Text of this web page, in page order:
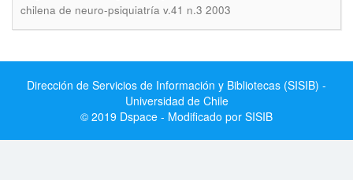
chilena de neuro-psiquiatría v.41 n.3 2003
Dirección de Servicios de Información y Bibliotecas (SISIB) -
Universidad de Chile
© 2019 Dspace - Modificado por SISIB